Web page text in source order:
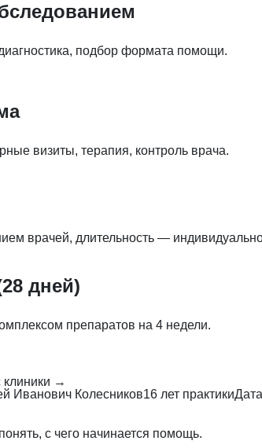
подбор формата помощи.
визиты, терапия, контроль врача.
врачей, длительность —
дней)
препаратов на 4 недели.
→
Иванович Колесников16 лет практики
с чего начинается помощь.